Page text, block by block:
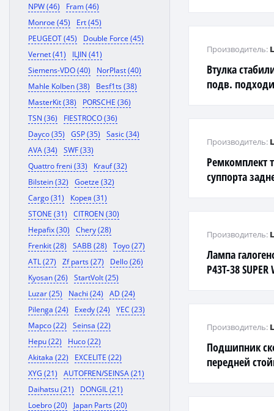
NPW (46)
Fram (46)
Monroe (45)
Ert (45)
PEUGEOT (45)
Double Force (45)
Vernet (41)
ILJIN (41)
Siemens-VDO (40)
NorPlast (40)
Mahle Kolben (38)
Besf1ts (38)
MasterKit (38)
PORSCHE (36)
TSN (36)
FIESTROCO (36)
Dayco (35)
GSP (35)
Sasic (34)
AVA (34)
SWF (33)
Quattro freni (33)
Krauf (32)
Bilstein (32)
Goetze (32)
Cargo (31)
Корея (31)
STONE (31)
CITROEN (30)
Hepafix (30)
Chery (28)
Frenkit (28)
SABB (28)
Toyo (27)
ATL (27)
Zf parts (27)
Dello (26)
Kyosan (26)
StartVolt (25)
Luzar (25)
Nachi (24)
AD (24)
Pilenga (24)
Exedy (24)
YEC (23)
Mapco (22)
Seinsa (22)
Hepu (22)
Huco (22)
Akitaka (22)
EXCELITE (22)
XYG (21)
AUTOFREN/SEINSA (21)
Daihatsu (21)
DONGIL (21)
Loebro (20)
Japan Parts (20)
Втулка
подв.
Производитель:
Ремкомплект
суппорта
Производитель:
Лампа
P43T-38
Производитель:
Подшипник
передней
Производитель: